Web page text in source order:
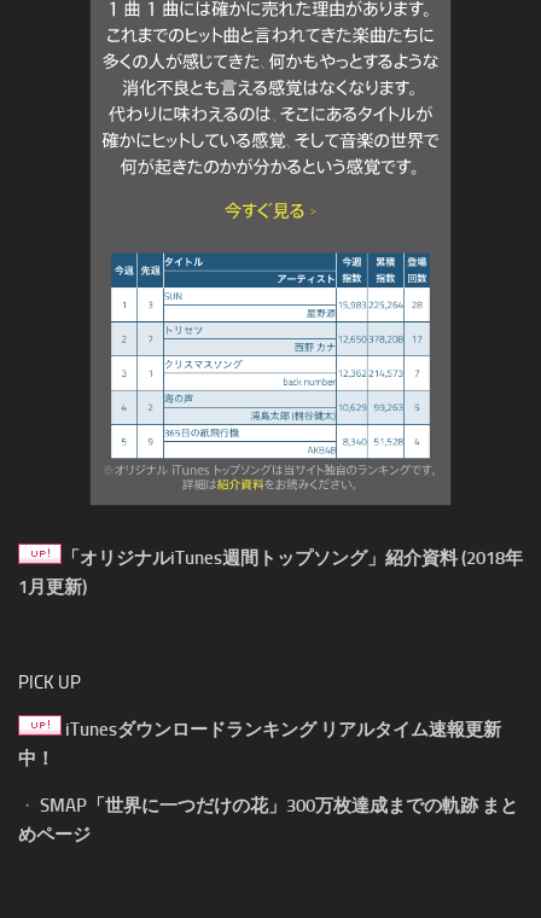
「オリジナルiTunes週間トップソング」紹介資料 (2018年
1月更新)
PICK UP
iTunesダウンロードランキング リアルタイム速報更新
中！
・ SMAP「世界に一つだけの花」300万枚達成までの軌跡 まと
めページ